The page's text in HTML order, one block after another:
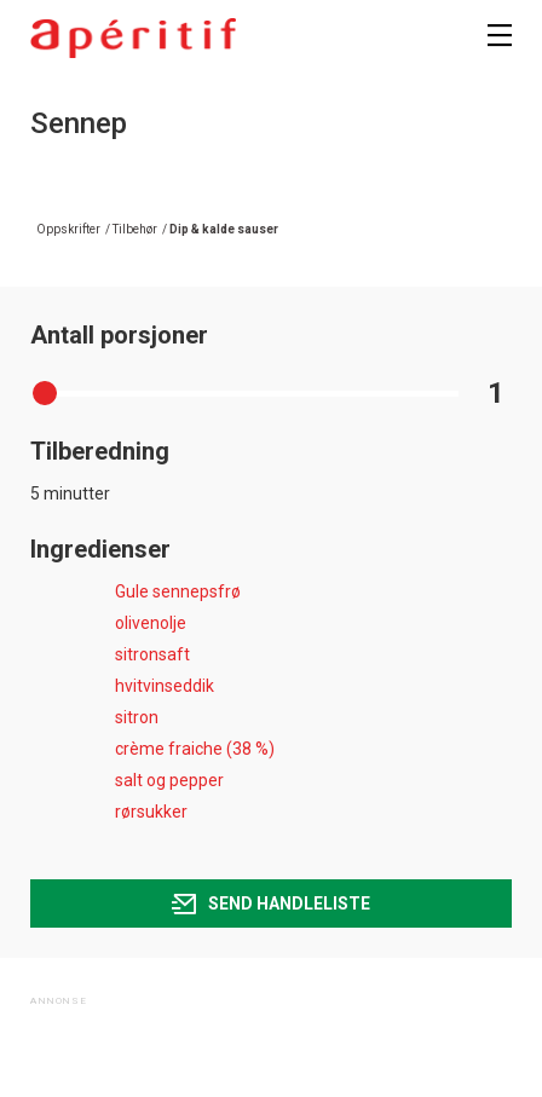
Sennep
Oppskrifter /Tilbehør / Dip & kalde sauser
Antall porsjoner
1
Tilberedning
5 minutter
Ingredienser
Gule sennepsfrø
olivenolje
sitronsaft
hvitvinseddik
sitron
crème fraiche (38 %)
salt og pepper
rørsukker
SEND HANDLELISTE